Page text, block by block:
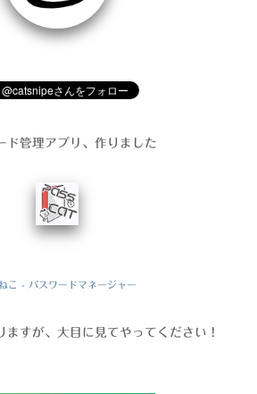
ド管理アプリ、作りました
こ - パスワードマネージャー
ますが、大目に見てやってください！